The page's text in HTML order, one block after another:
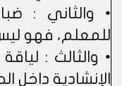
• والثاني :
للمعلم، فهو
• والثالث :
الإنشادية داخل